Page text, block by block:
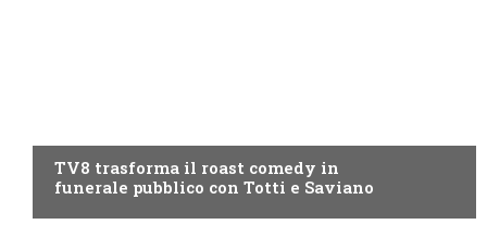
TV8 trasforma il roast comedy in
funerale pubblico con Totti e Saviano